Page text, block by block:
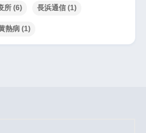
所(6) 長浜通信(1)
熱病(1)